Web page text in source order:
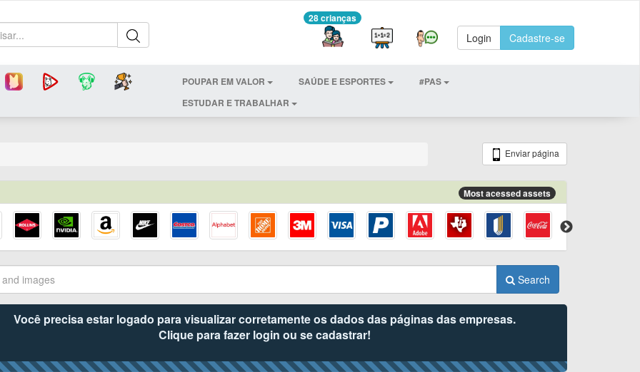
28 crianças
Login Cadastre-se
POUPAR EM VALOR SAÚDE E ESPORTES
#PAS
ESTUDAR E TRABALHAR
Enviar página
Most acessed assets
Search
Você precisa estar logado para visualizar corretamente os dados das páginas das empresas.
Clique para fazer login ou se cadastrar!